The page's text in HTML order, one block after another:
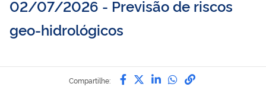
02/07/2026 - Previsão de riscos
geo-hidrológicos
Compartilhe: Compartilhe por Facebook
Compartilhe por Twitter
Compartilhe por
Compartilhe
link para